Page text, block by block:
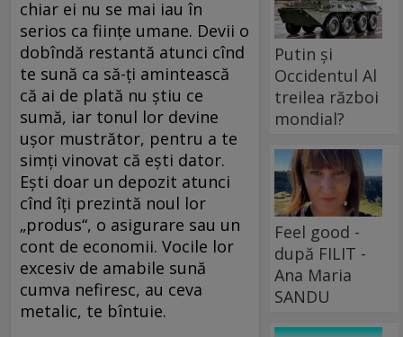
chiar ei nu se mai iau în
serios ca ființe umane. Devii o
dobîndă restantă atunci cînd
te sună ca să-ți amintească
că ai de plată nu știu ce
sumă, iar tonul lor devine
ușor mustrător, pentru a te
simți vinovat că ești dator.
Ești doar un depozit atunci
cînd îți prezintă noul lor
„produs“, o asigurare sau un
cont de economii. Vocile lor
excesiv de amabile sună
cumva nefiresc, au ceva
metalic, te bîntuie.
Putin și
Occidentul Al
treilea război
mondial?
Feel good -
după FILIT -
Ana Maria
SANDU